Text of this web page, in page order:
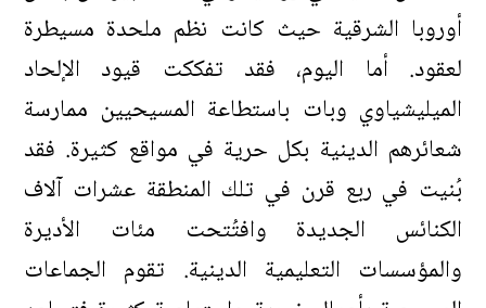
أوروبا الشرقية حيث كانت نظم ملحدة مسيطرة
لعقود. أما اليوم، فقد تفككت قيود الإلحاد
الميليشياوي وبات باستطاعة المسيحيين ممارسة
شعائرهم الدينية بكل حرية في مواقع كثيرة. فقد
بُنيت في ربع قرن في تلك المنطقة عشرات آلاف
الكنائس الجديدة وافتُتحت مئات الأديرة
والمؤسسات التعليمية الدينية. تقوم الجماعات